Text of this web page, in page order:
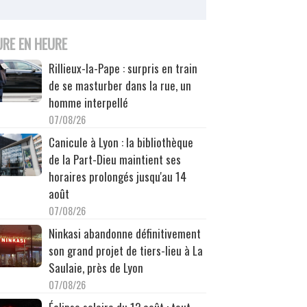
EN HEURE
Rillieux-la-Pape : surpris en train
de se masturber dans la rue, un
homme interpellé
07/08/26
Canicule à Lyon : la bibliothèque
de la Part-Dieu maintient ses
horaires prolongés jusqu'au 14
août
07/08/26
Ninkasi abandonne définitivement
son grand projet de tiers-lieu à La
Saulaie, près de Lyon
07/08/26